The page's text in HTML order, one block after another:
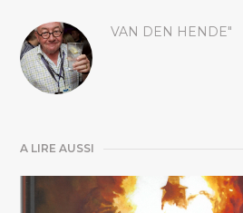
VAN DEN HENDE"
A LIRE AUSSI